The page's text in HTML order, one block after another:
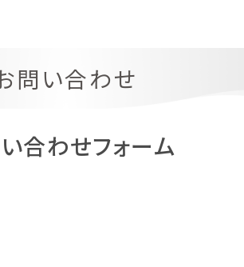
問い合わせ
合わせフォーム